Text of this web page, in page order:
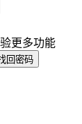
更多功能
回密码